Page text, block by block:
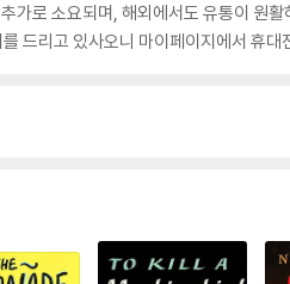
가로 소요되며, 해외에서도 유통이 원
드리고 있사오니 마이페이지에서 휴